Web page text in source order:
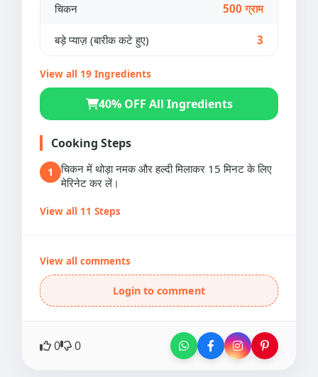
चिकन 500 ग्राम
बड़े प्याज़ (बारीक कटे हुए) 3
View all 19 Ingredients
40% OFF All Ingredients
Cooking Steps
1
चिकन में थोड़ा नमक और हल्दी मिलाकर 15 मिनट के लिए
मेरिनेट कर लें।
View all 11 Steps
View all comments
Login to comment
0 0